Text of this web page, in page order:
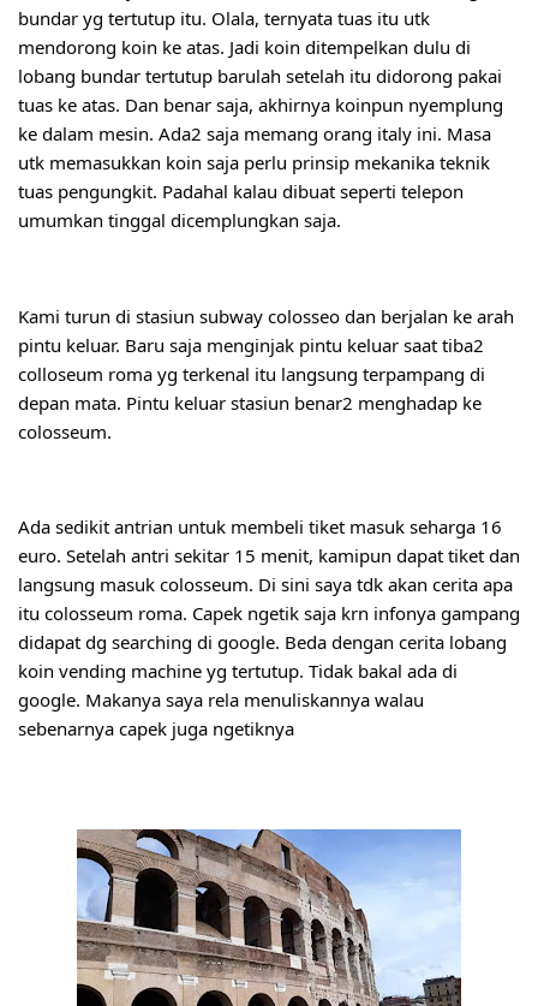
bundar yg tertutup itu. Olala, ternyata tuas itu utk
mendorong koin ke atas. Jadi koin ditempelkan dulu di
lobang bundar tertutup barulah setelah itu didorong pakai
tuas ke atas. Dan benar saja, akhirnya koinpun nyemplung
ke dalam mesin. Ada2 saja memang orang italy ini. Masa
utk memasukkan koin saja perlu prinsip mekanika teknik
tuas pengungkit. Padahal kalau dibuat seperti telepon
umumkan tinggal dicemplungkan saja.
Kami turun di stasiun subway colosseo dan berjalan ke arah
pintu keluar. Baru saja menginjak pintu keluar saat tiba2
colloseum roma yg terkenal itu langsung terpampang di
depan mata. Pintu keluar stasiun benar2 menghadap ke
colosseum.
Ada sedikit antrian untuk membeli tiket masuk seharga 16
euro. Setelah antri sekitar 15 menit, kamipun dapat tiket dan
langsung masuk colosseum. Di sini saya tdk akan cerita apa
itu colosseum roma. Capek ngetik saja krn infonya gampang
didapat dg searching di google. Beda dengan cerita lobang
koin vending machine yg tertutup. Tidak bakal ada di
google. Makanya saya rela menuliskannya walau
sebenarnya capek juga ngetiknya